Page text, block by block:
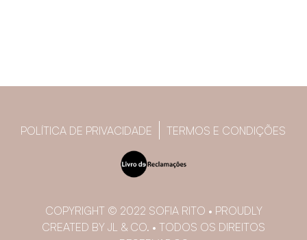
POLÍTICA DE PRIVACIDADE TERMOS E CONDIÇÕES
COPYRIGHT © 2022 SOFIA RITO • PROUDLY
CREATED BY JL & CO. • TODOS OS DIREITOS